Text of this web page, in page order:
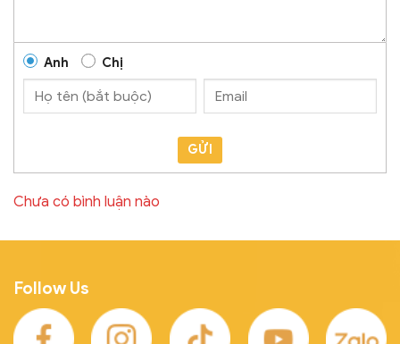
Anh Chị
GỬI
Chưa có bình luận nào
Follow Us